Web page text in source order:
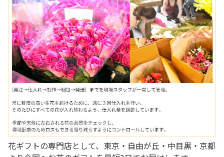
花ギフトの専門店として、東京・自由が丘・中目黒・京都